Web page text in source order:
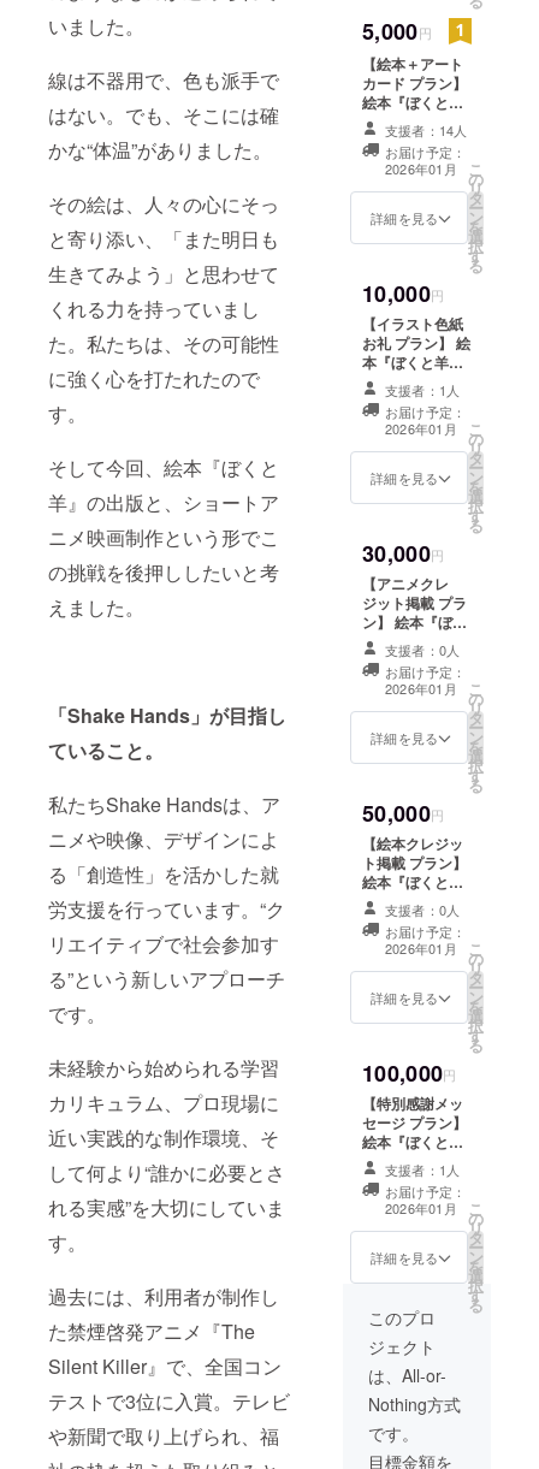
いました。
線は不器用で、色も派手で
はない。でも、そこには確
かな“体温”がありました。
その絵は、人々の心にそっ
と寄り添い、「また明日も
生きてみよう」と思わせて
くれる力を持っていまし
た。私たちは、その可能性
に強く心を打たれたので
す。
そして今回、絵本『ぼくと
羊』の出版と、ショートア
ニメ映画制作という形でこ
の挑戦を後押ししたいと考
えました。
「Shake Hands」が目指し
ていること。
私たちShake Handsは、ア
ニメや映像、デザインによ
る「創造性」を活かした就
労支援を行っています。“ク
リエイティブで社会参加す
る”という新しいアプローチ
です。
未経験から始められる学習
カリキュラム、プロ現場に
近い実践的な制作環境、そ
して何より“誰かに必要とさ
れる実感”を大切にしていま
す。
過去には、利用者が制作し
た禁煙啓発アニメ『The
Silent Killer』で、全国コン
テストで3位に入賞。テレビ
や新聞で取り上げられ、福
に、「誰か
が背中を押
してくれる
だけで、人
はもう一度
立ち上がれ
る」ことも
知りまし
た。
そんな感覚
見てほし
い。表現し
てみたい。
そんな気持
ちで、今回
の挑戦に踏
た。
このプロ
ジェクトが
実現させ
て、社会の
多様性が前
進すると信
じていま
す。
それはたぶ
ひっくり返
すような大
発明ではあ
りません。
けれど、誰
かの“明日を
生きる力”に
なるかもし
れない——
て、少しだ
け勇気を出
しました。
どうか、あ
なた
の“ちょっと
の応援”を貸
してくださ
い。
読んでくだ
さって、あ
りがとうご
ざいます。
5,000円
【絵本＋アート
カード プラン】
絵本『ぼくと
羊』1冊 記念イ
ラストカード3枚
セット（ショッ
プカードサイ
ズ）
支援者：14人
お届け予定：
2026年01月
詳細を見る
こ
の
リ
タ
ー
ン
を
選
択
す
る
10,000円
【イラスト色紙
お礼 プラン】 絵
本『ぼくと羊』1
冊 記念イラスト
カード5枚セット
（ショップカー
ドサイズ） 制作
チームからの直
筆お礼イラスト
支援者：1人
お届け予定：
2026年01月
詳細を見る
こ
の
リ
タ
ー
ン
を
選
択
す
る
30,000円
【アニメクレ
ジット掲載 プラ
ン】 絵本『ぼく
と羊』1冊 記念
イラストカード5
枚セット
（ショップカー
ドサイズ） 制作
チームからの手
メのエンドロー
ルに掲載 ・掲載
期間：動画が公
開されている限
り掲載 ・掲載方
法：文字のみ 支
援時、必ず備考
欄に掲載を希望
されるお名前を
ご記入くださ
い。
支援者：0人
お届け予定：
2026年01月
詳細を見る
こ
の
リ
タ
ー
ン
を
選
択
す
る
50,000円
【絵本クレジッ
ト掲載 プラン】
絵本『ぼくと
羊』1冊 記念イ
ラストカード5枚
セット（ショッ
プカードサイ
ズ） 制作チーム
からの手書き直
本の巻末に掲載
・掲載期間：絵
本内に半永久的
に掲載 ・掲載方
法：文字のみ 支
援時、必ず備考
欄に掲載を希望
されるお名前を
ご記入くださ
い。
支援者：0人
お届け予定：
2026年01月
詳細を見る
こ
の
リ
タ
ー
ン
を
選
択
す
る
100,000円
【特別感謝メッ
セージ プラン】
絵本『ぼくと
羊』1冊 記念イ
ラストカード5枚
セット（ショッ
プカードサイ
ズ） 制作チーム
からの手書き直
筆お礼色紙 支援
前をアニメ＆絵
ジットに掲載 ・
掲載期間：絵本
やアニメ動画が
残る限り掲載 ・
掲載方法：文字
のみ 支援時、必
支援者：1人
お届け予定：
2026年01月
詳細を見る
こ
の
リ
タ
ー
ン
を
選
択
す
る
このプロ
ジェクト
は、All-or-
Nothing方式
です。
目標金額を